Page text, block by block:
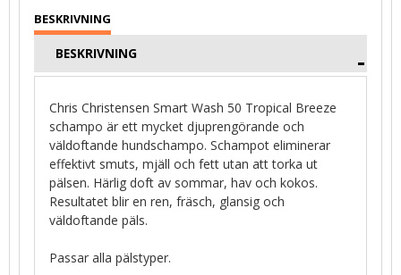
BESKRIVNING
Chris Christensen Smart Wash 50 Tropical Breeze
schampo är ett mycket djuprengörande och
väldoftande hundschampo. Schampot eliminerar
effektivt smuts, mjäll och fett utan att torka ut
pälsen. Härlig doft av sommar, hav och kokos.
Resultatet blir en ren, fräsch, glansig och
väldoftande päls.
Passar alla pälstyper.